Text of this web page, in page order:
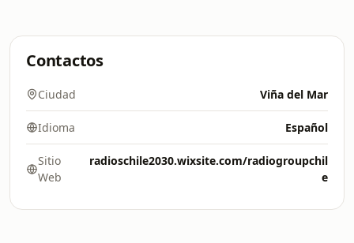
Contactos
Ciudad Viña del Mar
Idioma Español
Sitio
Web
radioschile2030.wixsite.com/radiogroupchil
e